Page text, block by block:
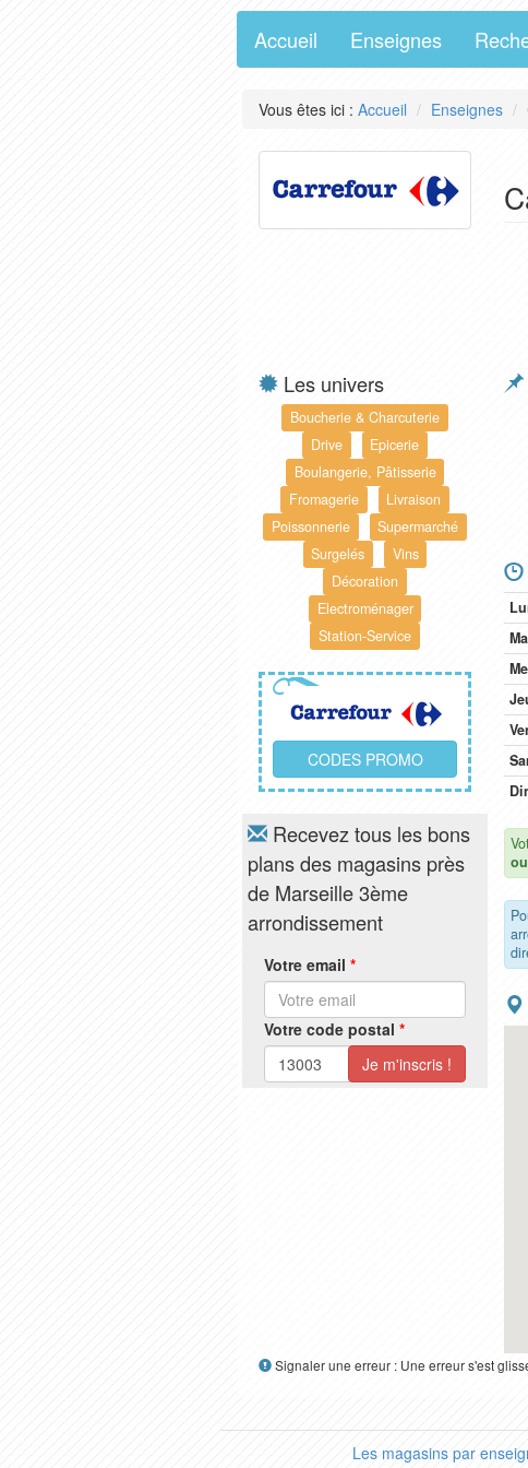
Accueil Enseignes
Vous êtes ici : Accueil Enseignes
Les univers
Boucherie & Charcuterie
Drive
Epicerie
Boulangerie, Pâtisserie
Fromagerie
Livraison
Poissonnerie
Supermarché
Surgelés
Vins
Décoration
Electroménager
Station-Service
CODES PROMO
Recevez tous les bons
plans des magasins près
de Marseille 3ème
arrondissement
Votre email *
Votre code postal *
Signaler une erreur : Une erreur s'est
Les magasins par